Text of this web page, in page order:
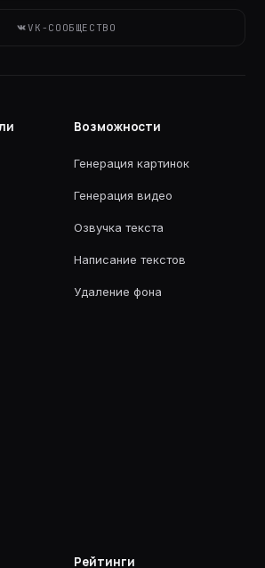
VK-СООБЩЕСТВО
Возможности
Генерация картинок
Генерация видео
Озвучка текста
Написание текстов
Удаление фона
Рейтинги